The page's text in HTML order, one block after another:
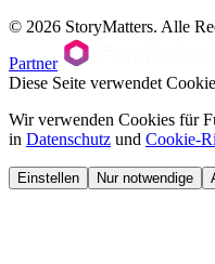
© 2026 StoryMatters. Alle
Partner
Diese Seite verwendet
Wir verwenden Cookies für
in Datenschutz und Cookie-
Einstellen Nur notwendige